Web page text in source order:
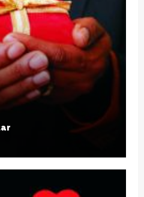
de superar o desgaste das